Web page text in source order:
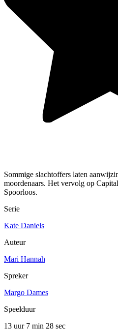
Sommige slachtoffers laten
moordenaars. Het vervolg op
Spoorloos.
Serie
Kate Daniels
Auteur
Mari Hannah
Spreker
Margo Dames
Speelduur
13 uur 7 min 28 sec